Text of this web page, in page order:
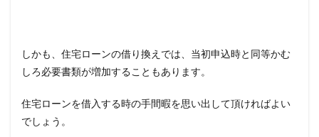
しかも、住宅ローンの借り換えでは、当初申込時と同等かむ
しろ必要書類が増加することもあります。
住宅ローンを借入する時の手間暇を思い出して頂ければよい
でしょう。